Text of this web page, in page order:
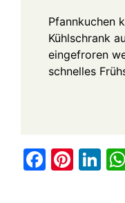
Pfannkuchen
Kühlschrank
eingefroren
schnelles
F
Pi
Li